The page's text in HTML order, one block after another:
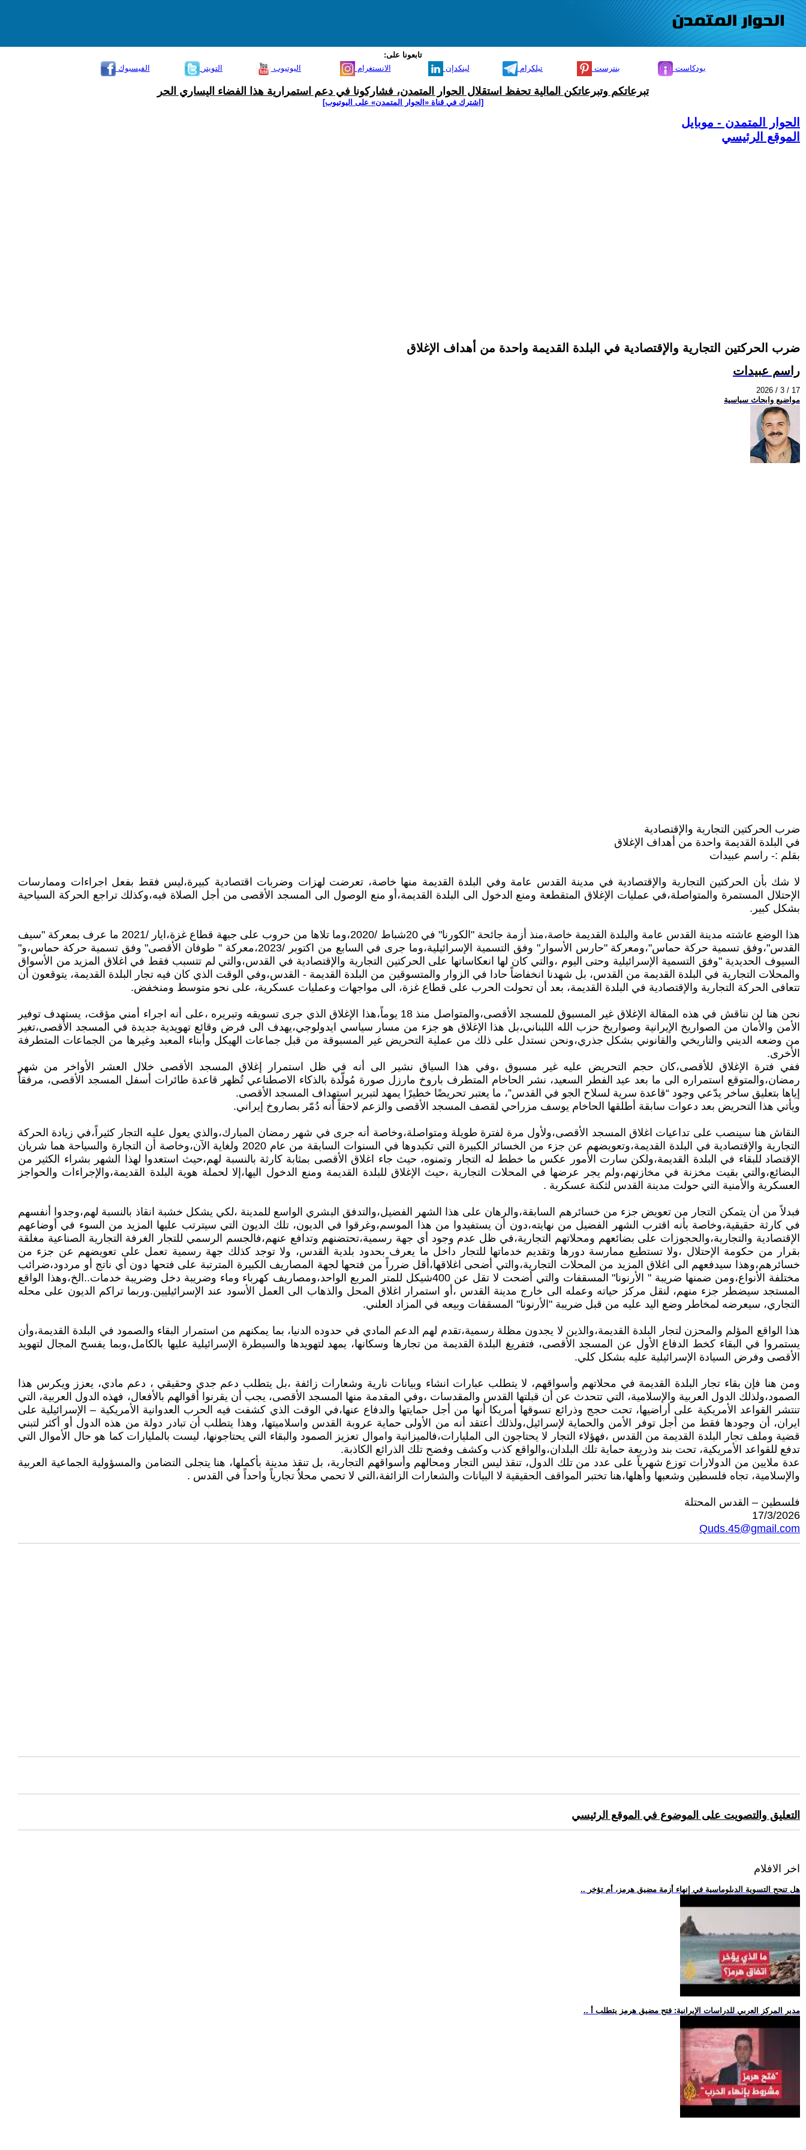
تابعونا على:
الفيسبوك
التويتر اليوتيوب الانستغرام لينكدإن تيلكرام بنترست بودكاست
تبرعاتكم وتبرعاتكن المالية تحفظ استقلال الحوار المتمدن، فشاركونا في دعم استمرارية هذا الفضاء اليساري الحر
[اشترك في قناة ‫«الحوار المتمدن» على اليوتيوب]
الحوار المتمدن - موبايل
الموقع الرئيسي
ضرب الحركتين التجارية والإقتصادية في البلدة القديمة واحدة من أهداف الإغلاق
راسم عبيدات
2026 / 3 / 17
مواضيع وابحاث سياسية
ضرب الحركتين التجارية والإقتصادية
في البلدة القديمة واحدة من أهداف الإغلاق
بقلم :- راسم عبيدات
لا شك بأن الحركتين التجارية والإقتصادية في مدينة القدس عامة وفي البلدة القديمة منها خاصة، تعرضت لهزات وضربات اقتصادية كبيرة،ليس فقط بفعل اجراءات وممارسات
الإحتلال المستمرة والمتواصلة،في عمليات الإغلاق المتقطعة ومنع الدخول الى البلدة القديمة،أو منع الوصول الى المسجد الأقصى من أجل الصلاة فيه،وكذلك تراجع الحركة السياحية
بشكل كبير.
هذا الوضع عاشته مدينة القدس عامة والبلدة القديمة خاصة،منذ أزمة جائحة "الكورنا" في 20شباط /2020،وما تلاها من حروب على جبهة قطاع غزة،ايار /2021 ما عرف بمعركة "سيف
القدس"،وفق تسمية حركة حماس"،ومعركة "حارس الأسوار" وفق التسمية الإسرائيلية،وما جرى في السابع من اكتوبر /2023،معركة " طوفان الأقصى" وفق تسمية حركة حماس،و"
السيوف الحديدية "وفق التسمية الإسرائيلية وحتى اليوم ،والتي كان لها انعكاساتها على الحركتين التجارية والإقتصادية في القدس،والتي لم تتسبب فقط في اغلاق المزيد من الأسواق
والمحلات التجارية في البلدة القديمة من القدس، بل شهدنا انخفاضاً حادا في الزوار والمتسوقين من البلدة القديمة - القدس،وفي الوقت الذي كان فيه تجار البلدة القديمة، يتوقعون أن
تتعافى الحركة التجارية والإقتصادية في البلدة القديمة، بعد أن تحولت الحرب على قطاع غزة، الى مواجهات وعمليات عسكرية، على نحو متوسط ومنخفض.
نحن هنا لن نناقش في هذه المقالة الإغلاق غير المسبوق للمسجد الأقصى،والمتواصل منذ 18 يوماً،هذا الإغلاق الذي جرى تسويقه وتبريره ،على أنه اجراء أمني مؤقت، يستهدف توفير
الأمن والأمان من الصواريخ الإيرانية وصواريخ حزب الله اللبناني،بل هذا الإغلاق هو جزء من مسار سياسي ايدولوجي،يهدف الى فرض وقائع تهويدية جديدة في المسجد الأقصى،تغير
من وضعه الديني والتاريخي والقانوني بشكل جذري،ونحن نستدل على ذلك من عملية التحريض غير المسبوقة من قبل جماعات الهيكل وأبناء المعبد وغيرها من الجماعات المتطرفة
الأخرى.
ففي فترة الإغلاق للأقصى،كان حجم التحريض عليه غير مسبوق ،وفي هذا السياق نشير الى أنه في ظل استمرار إغلاق المسجد الأقصى خلال العشر الأواخر من شهر
رمضان،والمتوقع استمراره الى ما بعد عيد الفطر السعيد، نشر الحاخام المتطرف باروخ مارزل صورة مُولّدة بالذكاء الاصطناعي تُظهر قاعدة طائرات أسفل المسجد الأقصى، مرفقاً
إياها بتعليق ساخر يدّعي وجود “قاعدة سرية لسلاح الجو في القدس”، ما يعتبر تحريضًا خطيرًا يمهد لتبرير استهداف المسجد الأقصى.
ويأتي هذا التحريض بعد دعوات سابقة أطلقها الحاخام يوسف مزراحي لقصف المسجد الأقصى والزعم لاحقاً أنه دُمّر بصاروخ إيراني.
النقاش هنا سينصب على تداعيات اغلاق المسجد الأقصى،ولأول مرة لفترة طويلة ومتواصلة،وخاصة أنه جرى في شهر رمضان المبارك،والذي يعول عليه التجار كثيراً،في زيادة الحركة
التجارية والإقتصادية في البلدة القديمة،وتعويضهم عن جزء من الخسائر الكبيرة التي تكبدوها في السنوات السابقة من عام 2020 ولغاية الآن،وخاصة أن التجارة والسياحة هما شريان
الإقتصاد للبقاء في البلدة القديمة،ولكن سارت الأمور عكس ما خطط له التجار وتمنوه، حيث جاء اغلاق الأقصى بمثابة كارثة بالنسبة لهم،حيث استعدوا لهذا الشهر بشراء الكثير من
البضائع،والتي بقيت مخزنة في مخازنهم،ولم يجر عرضها في المحلات التجارية ،حيث الإغلاق للبلدة القديمة ومنع الدخول اليها،إلا لحملة هوية البلدة القديمة،والإجراءات والحواجز
العسكرية والأمنية التي حولت مدينة القدس لثكنة عسكرية .
فبدلاً من أن يتمكن التجار من تعويض جزء من خسائرهم السابقة،والرهان على هذا الشهر الفضيل،والتدفق البشري الواسع للمدينة ،لكي يشكل خشبة انقاذ بالنسبة لهم،وجدوا أنفسهم
في كارثة حقيقية،وخاصة بأنه اقترب الشهر الفضيل من نهايته،دون أن يستفيدوا من هذا الموسم،وغرقوا في الديون، تلك الديون التي سيترتب عليها المزيد من السوء في أوضاعهم
الإقتصادية والتجارية،والحجوزات على بضائعهم ومحلاتهم التجارية،في ظل عدم وجود أي جهة رسمية،تحتضنهم وتدافع عنهم،فالجسم الرسمي للتجار الغرفة التجارية الصناعية مغلقة
بقرار من حكومة الإحتلال ،ولا تستطيع ممارسة دورها وتقديم خدماتها للتجار داخل ما يعرف بحدود بلدية القدس، ولا توجد كذلك جهة رسمية تعمل على تعويضهم عن جزء من
خسائرهم،وهذا سيدفعهم الى اغلاق المزيد من المحلات التجارية،والتي أضحى اغلاقها،أقل ضرراً من فتحها لجهة المصاريف الكبيرة المترتبة على فتحها دون أي ناتج أو مردود،ضرائب
مختلفة الأنواع،ومن ضمنها ضريبة " الأرنونا" المسقفات والتي أضحت لا تقل عن 400شيكل للمتر المربع الواحد،ومصاريف كهرباء وماء وضريبة دخل وضريبة خدمات..الخ،وهذا الواقع
المستجد سيضطر جزء منهم، لنقل مركز حياته وعمله الى خارج مدينة القدس ،أو استمرار اغلاق المحل والذهاب الى العمل الأسود عند الإسرائيليين.وربما تراكم الديون على محله
التجاري، سيعرضه لمخاطر وضع اليد عليه من قبل ضريبة "الأرنونا" المسقفات وبيعه في المزاد العلني.
هذا الواقع المؤلم والمحزن لتجار البلدة القديمة،والذين لا يجدون مظلة رسمية،تقدم لهم الدعم المادي في حدوده الدنيا، بما يمكنهم من استمرار البقاء والصمود في البلدة القديمة،وأن
يستمروا في البقاء كخط الدفاع الأول عن المسجد الأقصى، فتفريغ البلدة القديمة من تجارها وسكانها، يمهد لتهويدها والسيطرة الإسرائيلية عليها بالكامل،وبما يفسح المجال لتهويد
الأقصى وفرض السيادة الإسرائيلية عليه بشكل كلي.
ومن هنا فإن بقاء تجار البلدة القديمة في محلاتهم وأسواقهم، لا يتطلب عبارات انشاء وبيانات نارية وشعارات زائفة ،بل يتطلب دعم جدي وحقيقي ، دعم مادي، يعزز ويكرس هذا
الصمود،ولذلك الدول العربية والإسلامية، التي تتحدث عن أن قبلتها القدس والمقدسات ،وفي المقدمة منها المسجد الأقصى، يجب أن يقرنوا أقوالهم بالأفعال، فهذه الدول العربية، التي
تنتشر القواعد الأمريكية على أراضيها، تحت حجج وذرائع تسوقها أمريكا أنها من أجل حمايتها والدفاع عنها،في الوقت الذي كشفت فيه الحرب العدوانية الأمريكية – الإسرائيلية على
ايران، أن وجودها فقط من أجل توفر الأمن والحماية لإسرائيل،ولذلك أعتقد أنه من الأولى حماية عروبة القدس واسلاميتها، وهذا يتطلب أن تبادر دولة من هذه الدول أو أكثر لتبني
قضية وملف تجار البلدة القديمة من القدس ،فهؤلاء التجار لا يحتاجون الى المليارات،فالميزانية واموال تعزيز الصمود والبقاء التي يحتاجونها، ليست بالمليارات كما هو حال الأموال التي
تدفع للقواعد الأمريكية، تحت بند وذريعة حماية تلك البلدان،والواقع كذب وكشف وفضح تلك الذرائع الكاذبة.
عدة ملايين من الدولارات توزع شهرياً على عدد من تلك الدول، تنقذ ليس التجار ومحالهم وأسواقهم التجارية، بل تنقذ مدينة بأكملها، هنا يتجلى التضامن والمسؤولية الجماعية العربية
والإسلامية، تجاه فلسطين وشعبها وأهلها،هنا تختبر المواقف الحقيقية لا البيانات والشعارات الزائفة،التي لا تحمي محلاُ تجارياً واحداً في القدس .
فلسطين – القدس المحتلة
17/3/2026
Quds.45@gmail.com
التعليق والتصويت على الموضوع في الموقع الرئيسي
اخر الافلام
.. هل تنجح التسوية الدبلوماسية في إنهاء أزمة مضيق هرمز، أم تؤخر
.. مدير المركز العربي للدراسات الإيرانية: فتح مضيق هرمز يتطلب أ